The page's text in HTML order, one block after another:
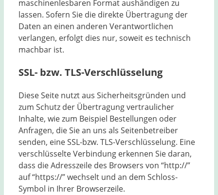
maschinenlesbaren Format aushändigen zu
lassen. Sofern Sie die direkte Übertragung der
Daten an einen anderen Verantwortlichen
verlangen, erfolgt dies nur, soweit es technisch
machbar ist.
SSL- bzw. TLS-Verschlüsselung
Diese Seite nutzt aus Sicherheitsgründen und
zum Schutz der Übertragung vertraulicher
Inhalte, wie zum Beispiel Bestellungen oder
Anfragen, die Sie an uns als Seitenbetreiber
senden, eine SSL-bzw. TLS-Verschlüsselung. Eine
verschlüsselte Verbindung erkennen Sie daran,
dass die Adresszeile des Browsers von “http://”
auf “https://” wechselt und an dem Schloss-
Symbol in Ihrer Browserzeile.